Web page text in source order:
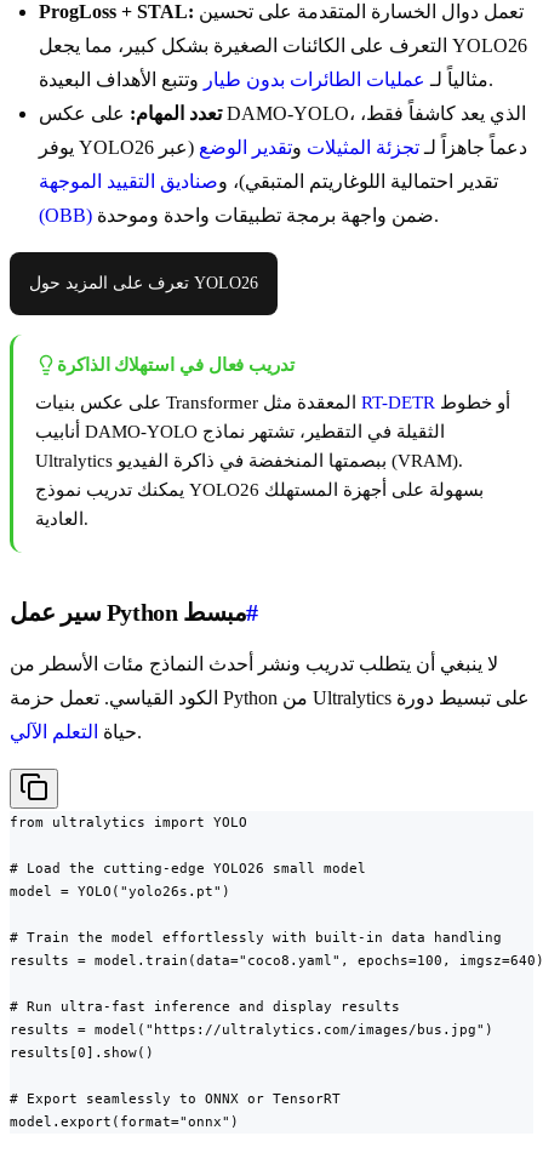
ProgLoss + STAL:
التعرف على الكائنات الصغيرة بشكل كبير، مما يجعل YOLO26
مثالياً لـ عمليات الطائرات بدون طيار
وتتبع الأهداف البعيدة.
تعدد المهام: على عكس DAMO-YOLO، الذي يعد كاشفاً فقط،
يوفر YOLO26 دعماً جاهزاً لـ تجزئة المثيلات وتقدير الوضع (عبر
تقدير احتمالية اللوغاريتم المتبقي)، وصناديق التقييد الموجهة
(OBB)
ضمن واجهة برمجة تطبيقات واحدة وموحدة.
تعرف على المزيد حول YOLO26
تدريب فعال في استهلاك الذاكرة
RT-DETR
أنابيب DAMO-YOLO الثقيلة في التقطير، تشتهر نماذج
Ultralytics ببصمتها المنخفضة في ذاكرة الفيديو (VRAM).
يمكنك تدريب نموذج YOLO26 بسهولة على أجهزة المستهلك
العادية.
سير عمل Python مبسط#
لا ينبغي أن يتطلب تدريب ونشر أحدث النماذج مئات الأسطر من
الكود القياسي. تعمل حزمة Python من Ultralytics على تبسيط دورة
حياة التعلم الآلي .
from ultralytics import YOLO
# Load the cutting-edge YOLO26 small model
model = YOLO("yolo26s.pt")
# Train the model effortlessly with built-in data handling
results = model.train(data="coco8.yaml", epochs=100, imgsz=640)
# Run ultra-fast inference and display results
results = model("https://ultralytics.com/images/bus.jpg")
results[0].show()
# Export seamlessly to ONNX or TensorRT
model.export(format="onnx")